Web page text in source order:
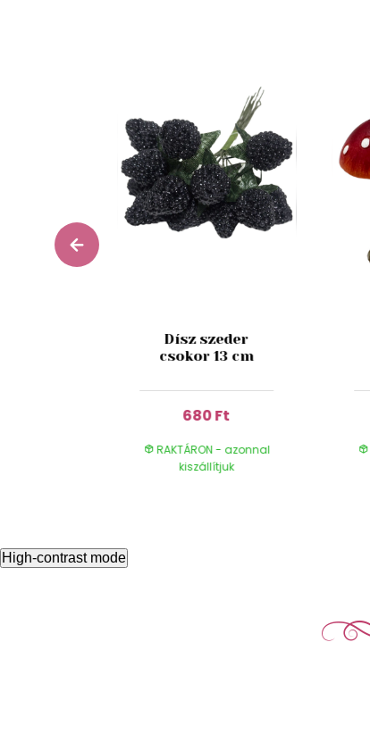
Dísz szeder
csokor 13 cm
680 Ft
RAKTÁRON - azonnal
kiszállítjuk
High-contrast mode